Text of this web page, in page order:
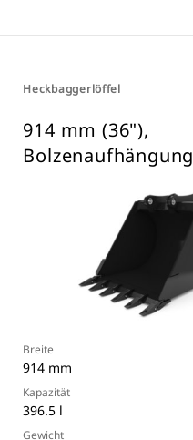
Heckbaggerlöffel
914 mm (36"),
Bolzenaufhängung
Breite
914 mm
Kapazität
396.5 l
Gewicht